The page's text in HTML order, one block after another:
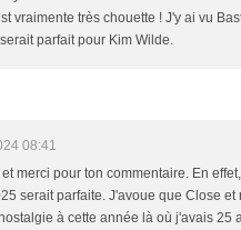
vraimente très chouette ! J'y ai vu
parfait pour Kim Wilde.
08:41
merci pour ton commentaire. En
serait parfaite. J'avoue que Close
à cette année là où j'avais 25